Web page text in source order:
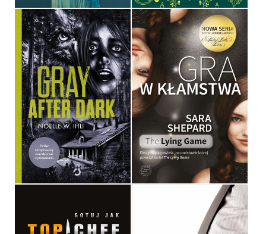
GRAY AFTER DARK
NOELLE WEST IHLI
OPRAWA MIĘKKA
49,99 ZŁ
GRA W KŁAMSTWA
SARA SHEPARD
OPRAWA MIĘKKA
34,90 ZŁ